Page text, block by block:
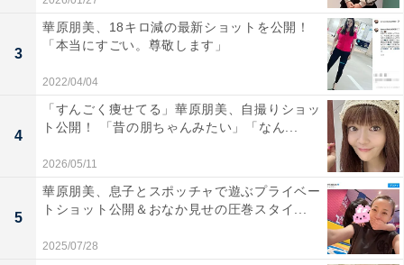
3
華原朋美、18キロ減の最新ショットを公開！
「本当にすごい。尊敬します」
2022/04/04
4
「すんごく痩せてる」華原朋美、自撮りショッ
ト公開！ 「昔の朋ちゃんみたい」「なん...
2026/05/11
5
華原朋美、息子とスポッチャで遊ぶプライベー
トショット公開＆おなか見せの圧巻スタイ...
2025/07/28